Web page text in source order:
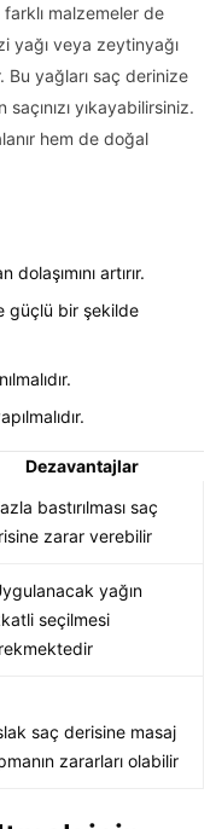
malzemeler de
yağı veya zeytinyağı
Bu yağları saç derinize
yıkayabilirsiniz.
hem de doğal
artırır.
güçlü bir şekilde
Dezavantajlar
bastırılması saç
zarar verebilir
yağın
seçilmesi
saç derisine masaj
zararları olabilir